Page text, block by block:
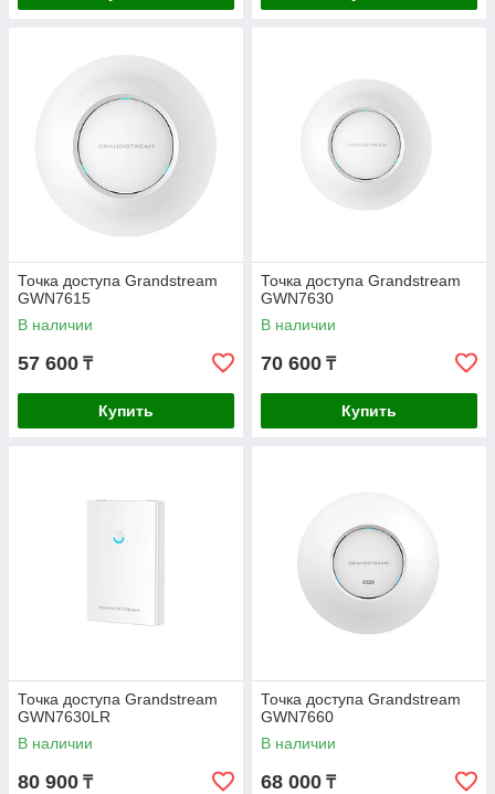
Точка доступа Grandstream
GWN7615
В наличии
57 600 ₸
Купить
Точка доступа Grandstream
GWN7630
В наличии
70 600 ₸
Купить
Точка доступа Grandstream
GWN7630LR
В наличии
80 900 ₸
Точка доступа Grandstream
GWN7660
В наличии
68 000 ₸